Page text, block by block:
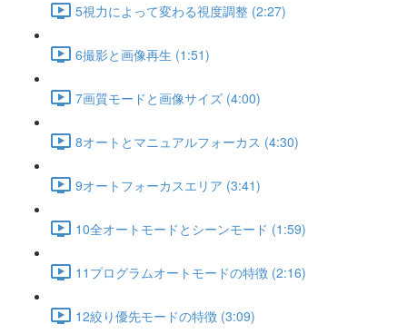
5視力によって変わる視度調整 (2:27)
6撮影と画像再生 (1:51)
7画質モードと画像サイズ (4:00)
8オートとマニュアルフォーカス (4:30)
9オートフォーカスエリア (3:41)
10全オートモードとシーンモード (1:59)
11プログラムオートモードの特徴 (2:16)
12絞り優先モードの特徴 (3:09)